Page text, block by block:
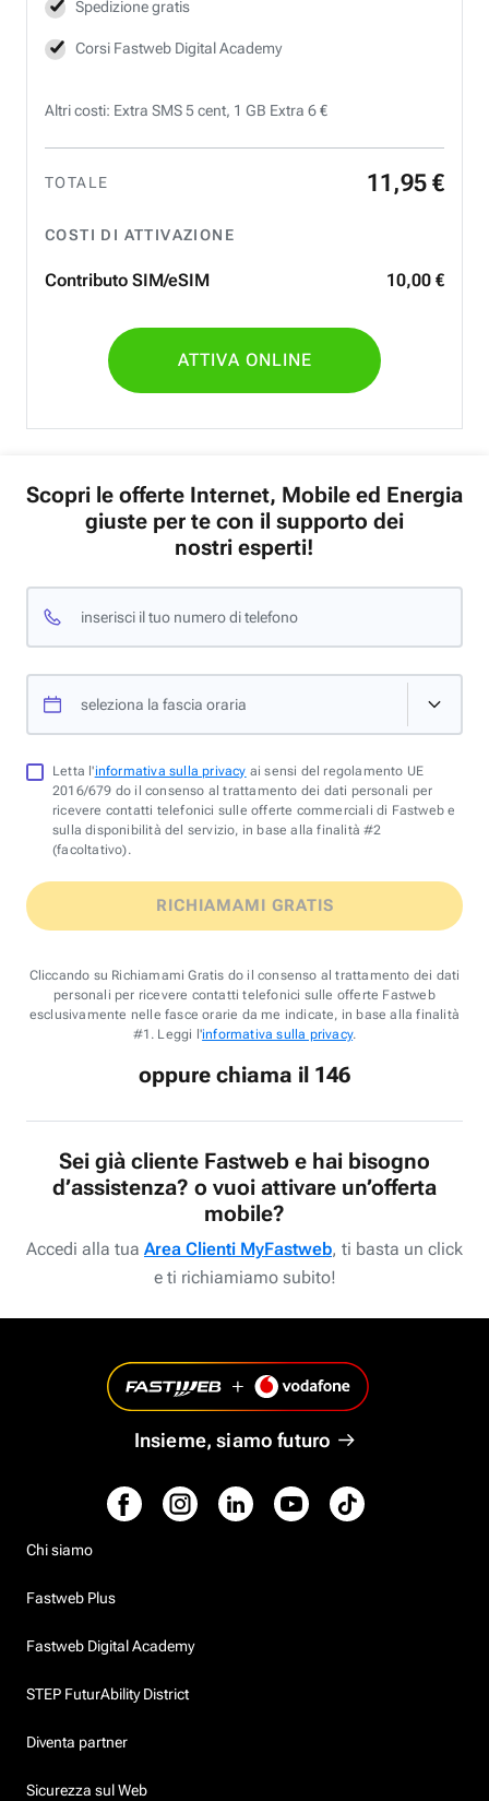
Spedizione gratis
Corsi Fastweb Digital Academy
Altri costi: Extra SMS 5 cent, 1 GB Extra 6 €
TOTALE 11 ,95 €
COSTI DI ATTIVAZIONE
Contributo SIM/eSIM 10,00 €
ATTIVA ONLINE
Scopri le offerte Internet, Mobile ed Energia
giuste per te con il supporto dei
nostri esperti!
inserisci il tuo numero di telefono
seleziona la fascia oraria
Letta l'informativa sulla privacy ai sensi del regolamento UE
2016/679 do il consenso al trattamento dei dati personali per
ricevere contatti telefonici sulle offerte commerciali di Fastweb e
sulla disponibilità del servizio, in base alla finalità #2
(facoltativo).
RICHIAMAMI GRATIS
Cliccando su Richiamami Gratis do il consenso al trattamento dei dati
personali per ricevere contatti telefonici sulle offerte Fastweb
esclusivamente nelle fasce orarie da me indicate, in base alla finalità
#1. Leggi l'informativa sulla privacy.
oppure chiama il 146
Sei già cliente Fastweb e hai bisogno
d’assistenza? o vuoi attivare un’offerta
mobile?
Accedi alla tua Area Clienti MyFastweb, ti basta un click
e ti richiamiamo subito!
Insieme, siamo futuro
Chi siamo
Fastweb Plus
Fastweb Digital Academy
STEP FuturAbility District
Diventa partner
Sicurezza sul Web